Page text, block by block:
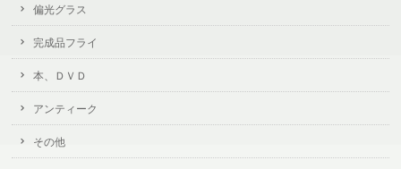
偏光グラス
完成品フライ
本、ＤＶＤ
アンティーク
その他